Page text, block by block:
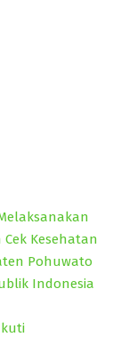
Cek Kesehatan
Pohuwato
Indonesia